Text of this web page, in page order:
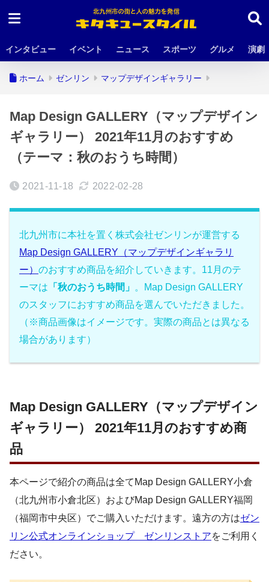
インタビュー イベント ニュース スポーツ グルメ 演劇
ホーム ゼンリン マップデザインギャラリー
Map Design GALLERY（マップデザイン
ギャラリー） 2021年11月のおすすめ
（テーマ：秋のおうち時間）
2021-11-18 2022-02-28
北九州市に本社を置く株式会社ゼンリンが運営する
Map Design GALLERY（マップデザインギャラリ
ー） のおすすめ商品を紹介していきます。11月のテ
ーマは 「秋のおうち時間」 。Map Design GALLERY
のスタッフにおすすめ商品を選んでいただきました。
（※商品画像はイメージです。実際の商品とは異なる
場合があります）
Map Design GALLERY（マップデザイン
ギャラリー） 2021年11月のおすすめ商
品
本ページで紹介の商品は全てMap Design GALLERY小倉
（北九州市小倉北区）およびMap Design GALLERY福岡
（福岡市中央区）でご購入いただけます。遠方の方はゼン
リン公式オンラインショップ ゼンリンストアをご利用く
ださい。